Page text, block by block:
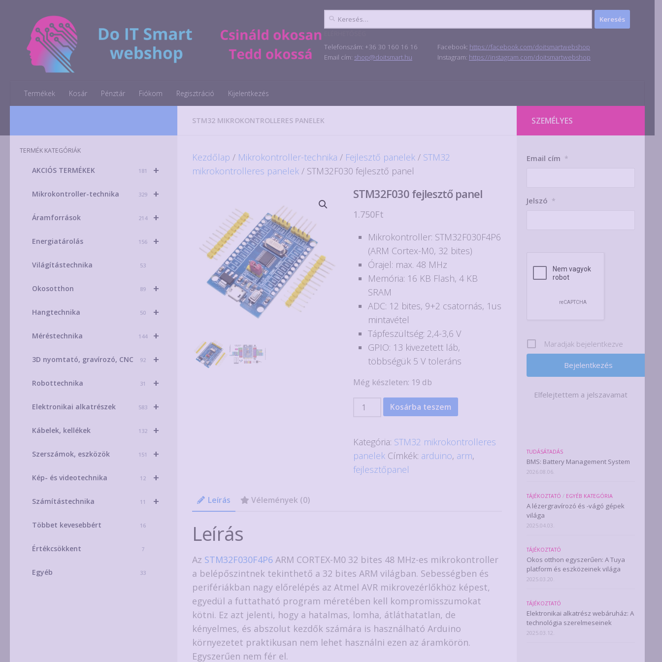
Skip to content Keresés:
Telefonszám: +36 30 160 16 16 Facebook: https://facebook.com/doitsmartwebshop
Email cím: shop@doitsmart.hu Instagram: https://instagram.com/doitsmartwebshop
Termékek Kosár Pénztár Fiókom Regisztráció Kijelentkezés
STM32 MIKROKONTROLLERES PANELEK
Kezdőlap / Mikrokontroller-technika / Fejlesztő panelek / STM32
mikrokontrolleres panelek / STM32F030 fejlesztő panel
STM32F030 fejlesztő panel
1.750Ft
Mikrokontroller: STM32F030F4P6
(ARM Cortex-M0, 32 bites)
Órajel: max. 48 MHz
Memória: 16 KB Flash, 4 KB
SRAM
ADC: 12 bites, 9+2 csatornás, 1us
mintavétel
Tápfeszültség: 2,4-3,6 V
GPIO: 13 kivezetett láb,
többségük 5 V toleráns
Még készleten: 19 db
STM32F030
fejlesztő
mennyiség
Kosárba teszem
Kategória: STM32 mikrokontrolleres
panelek Címkék: arduino, arm,
fejlesztőpanel
Leírás Vélemények (0)
Leírás
Az STM32F030F4P6 ARM CORTEX-M0 32 bites 48 MHz-es mikrokontroller
a belépőszintnek tekinthető a 32 bites ARM világban. Sebességben és
perifériákban nagy előrelépés az Atmel AVR mikrovezérlőkhöz képest,
egyedül a futtatható program méretében kell kompromisszumokat
kötni. Ez azt jelenti, hogy a hatalmas, lomha, átláthatatlan, de
kényelmes, és abszolut kezdők számára is használható Arduino
környezetet praktikusan nem lehet használni ezen az áramkörön.
Egyszerűen nem fér el.
TERMÉK KATEGÓRIÁK
+
AKCIÓS TERMÉKEK 181
+
Mikrokontroller-technika 329
+
Áramforrások 214
+
Energiatárolás 156
Világítástechnika 53
+
Okosotthon 89
+
Hangtechnika 50
+
Méréstechnika 144
+
3D nyomtató, gravírozó, CNC 92
+
Robottechnika 31
+
Elektronikai alkatrészek 583
+
Kábelek, kellékek 132
+
Szerszámok, eszközök 151
+
Kép- és videotechnika 12
+
Számítástechnika 11
Többet kevesebbért 16
Értékcsökkent 7
Egyéb 33
SZEMÉLYES
Email cím *
Jelszó *
Maradjak bejelentkezve
Elfelejtettem a jelszavamat
TUDÁSÁTADÁS
BMS: Battery Management System
2026.08.06.
TÁJÉKOZTATÓ / EGYÉB KATEGÓRIA
A lézergravírozó és -vágó gépek
világa
2025.04.03.
TÁJÉKOZTATÓ
Okos otthon egyszerűen: A Tuya
platform és eszközeinek világa
2025.03.20.
TÁJÉKOZTATÓ
Elektronikai alkatrész webáruház: A
technológia szerelmeseinek
2025.03.12.